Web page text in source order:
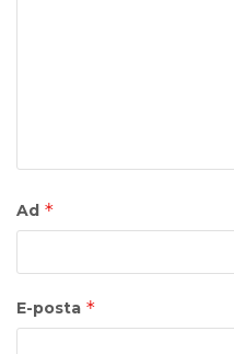
Ad *
E-posta *